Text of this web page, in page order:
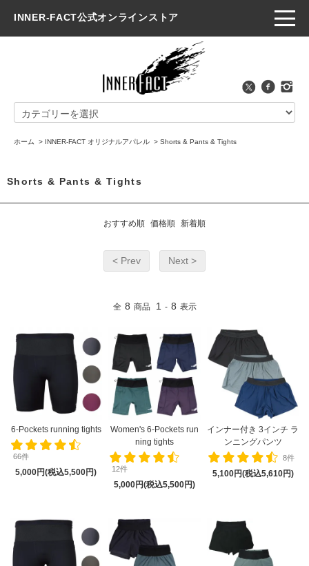
INNER-FACT公式オンラインストア
ホーム > INNER-FACT オリジナルアパレル > Shorts & Pants & Tights
Shorts & Pants & Tights
おすすめ順 価格順 新着順
< Prev Next >
全 8 商品 1 - 8 表示
6-Pockets running tights
66件
5,000円(税込5,500円)
Women's 6-Pockets run
ning tights
12件
5,000円(税込5,500円)
インナー付き 3インチ ラ
ンニングパンツ
8件
5,100円(税込5,610円)